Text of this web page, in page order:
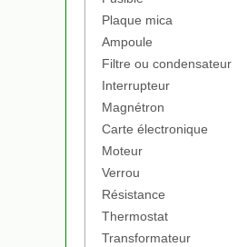
Plaque mica
Ampoule
Filtre ou condensateur
Interrupteur
Magnétron
Carte électronique
Moteur
Verrou
Résistance
Thermostat
Transformateur